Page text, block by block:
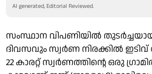
AI generated, Editorial Reviewed.
സംസ്ഥാന വിപണിയിൽ
ദിവസവും സ്വർണ നിരക്കിൽ ഇടിവ്
22 കാരറ്റ് സ്വർണത്തിന്റെ ഒരു